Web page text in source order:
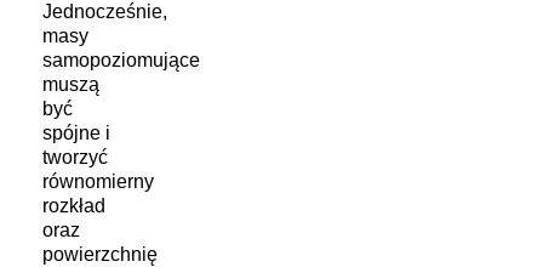
Jednocześnie,
masy
samopoziomujące
muszą
być
spójne i
tworzyć
równomierny
rozkład
oraz
powierzchnię